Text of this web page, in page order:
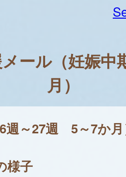
ール（妊娠中
月）
週～27週 5～7か
様子